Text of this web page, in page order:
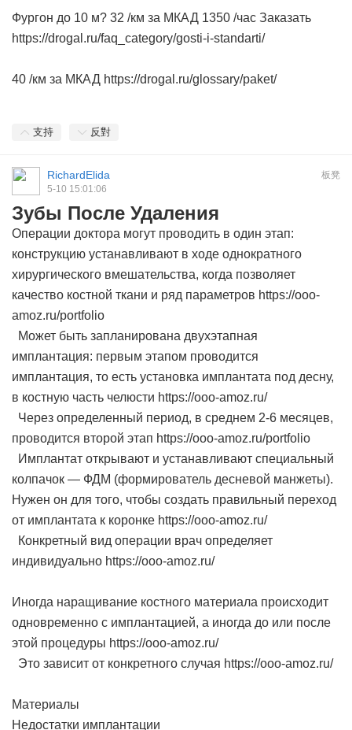
Фургон до 10 м? 32 /км за МКАД 1350 /час Заказать
https://drogal.ru/faq_category/gosti-i-standarti/
40 /км за МКАД https://drogal.ru/glossary/paket/
支持 反對
板凳
RichardElida
5-10 15:01:06
Зубы После Удаления
Операции доктора могут проводить в один этап:
конструкцию устанавливают в ходе однократного
хирургического вмешательства, когда позволяет
качество костной ткани и ряд параметров https://ooo-
amoz.ru/portfolio
Может быть запланирована двухэтапная
имплантация: первым этапом проводится
имплантация, то есть установка имплантата под десну,
в костную часть челюсти https://ooo-amoz.ru/
Через определенный период, в среднем 2-6 месяцев,
проводится второй этап https://ooo-amoz.ru/portfolio
Имплантат открывают и устанавливают специальный
колпачок — ФДМ (формирователь десневой манжеты).
Нужен он для того, чтобы создать правильный переход
от имплантата к коронке https://ooo-amoz.ru/
Конкретный вид операции врач определяет
индивидуально https://ooo-amoz.ru/
Иногда наращивание костного материала происходит
одновременно с имплантацией, а иногда до или после
этой процедуры https://ooo-amoz.ru/
Это зависит от конкретного случая https://ooo-amoz.ru/
Материалы
Недостатки имплантации